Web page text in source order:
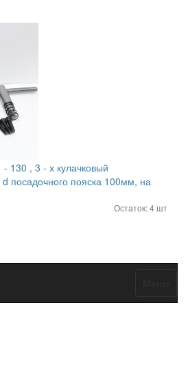
130 , 3 - х кулачковый
посадочного пояска 100мм, на
Остаток: 4 шт